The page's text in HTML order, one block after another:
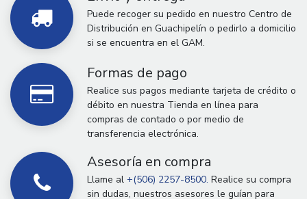
Puede recoger su pedido en nuestro Centro de
Distribución en Guachipelín o pedirlo a domicilio
si se encuentra en el GAM.
Formas de pago
Realice sus pagos mediante tarjeta de crédito o
débito en nuestra Tienda en línea para
compras de contado o por medio de
transferencia electrónica.
Asesoría en compra
Llame al +(506) 2257-8500. Realice su compra
sin dudas, nuestros asesores le guían para